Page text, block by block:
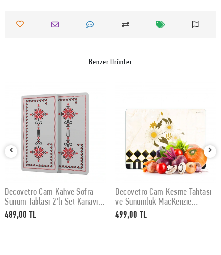
Benzer Ürünler
SEPETE EKLE
Decovetro Cam Kahve Sofra
Sunum Tablası 2'li Set Kanaviçe
Desenli 30 x 15 cm
489,00 TL
SEPETE EKLE
Decovetro Cam Kesme Tahtası
ve Sunumluk MacKenzie
Vintage Papatya 30x40 cm
499,00 TL